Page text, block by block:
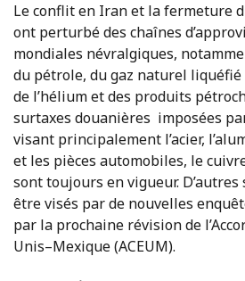
Le conflit en Iran et la fermeture
ont perturbé des chaînes
mondiales névralgiques,
du pétrole, du gaz naturel liquéfié
de l’hélium et des produits
surtaxes douanières imposées
visant principalement l’acier,
et les pièces automobiles, le
sont toujours en vigueur.
être visés par de nouvelles
par la prochaine révision de
Unis–Mexique (ACEUM).